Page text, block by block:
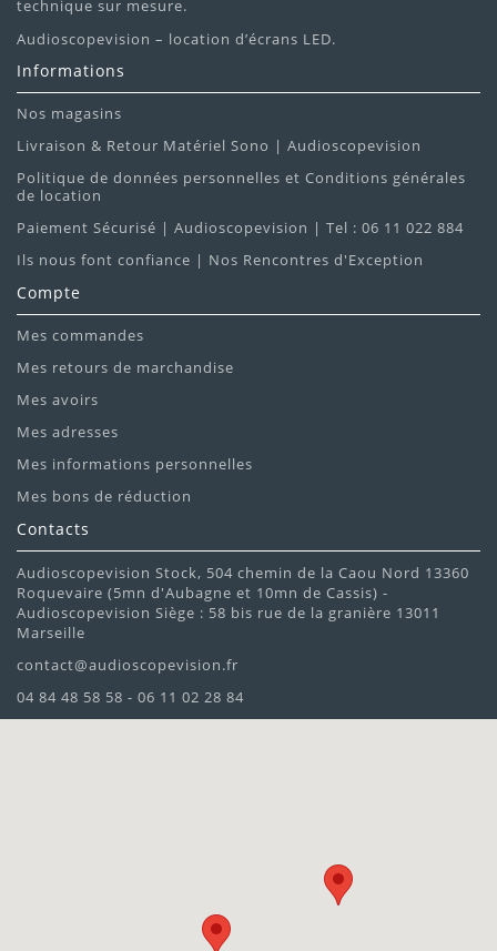
technique sur mesure.
Audioscopevision – location d’écrans LED.
Informations
Nos magasins
Livraison & Retour Matériel Sono | Audioscopevision
Politique de données personnelles et Conditions générales
de location
Paiement Sécurisé | Audioscopevision | Tel : 06 11 022 884
Ils nous font confiance | Nos Rencontres d'Exception
Compte
Mes commandes
Mes retours de marchandise
Mes avoirs
Mes adresses
Mes informations personnelles
Mes bons de réduction
Contacts
Audioscopevision Stock, 504 chemin de la Caou Nord 13360
Roquevaire (5mn d'Aubagne et 10mn de Cassis) -
Audioscopevision Siège : 58 bis rue de la granière 13011
Marseille
contact@audioscopevision.fr
04 84 48 58 58 - 06 11 02 28 84